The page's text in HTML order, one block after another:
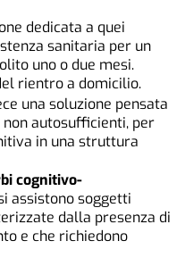
dedicata a quei
sanitaria per un
uno o due mesi.
rientro a domicilio.
una soluzione pensata
autosufficienti, per
in una struttura
cognitivo-
assistono soggetti
dalla presenza di
e che richiedono